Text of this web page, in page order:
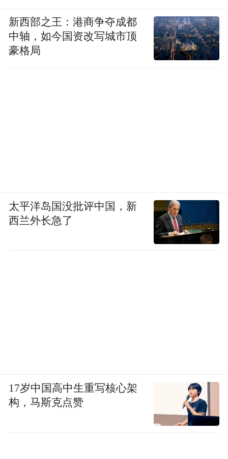
新西部之王：港商争夺成都
中轴，如今国资改写城市顶
豪格局
太平洋岛国没批评中国，新
西兰外长急了
17岁中国高中生重写核心架
构，马斯克点赞